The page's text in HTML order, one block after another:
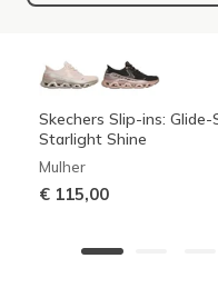
Skechers Slip-ins:
Starlight Shine
Mulher
€ 115,00